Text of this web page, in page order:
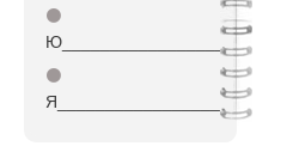
⚫
Ю_________________
⚫
Я_________________